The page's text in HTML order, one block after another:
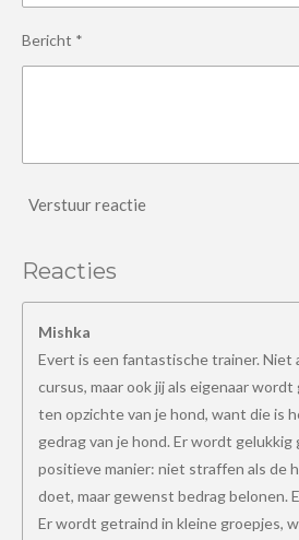
Bericht *
Verstuur reactie
Reacties
Mishka
Evert is een fantastische trainer. Niet
cursus, maar ook jij als eigenaar
ten opzichte van je hond, want die is
gedrag van je hond. Er wordt
positieve manier: niet straffen als de
doet, maar gewenst bedrag belonen.
Er wordt getraind in kleine groepjes,